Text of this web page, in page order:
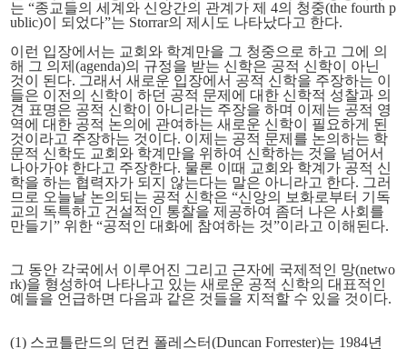
는 “종교들의 세계와 신앙간의 관계가 제 4의 청중(the fourth p
ublic)이 되었다”는 Storrar의 제시도 나타났다고 한다.
이런 입장에서는 교회와 학계만을 그 청중으로 하고 그에 의
해 그 의제(agenda)의 규정을 받는 신학은 공적 신학이 아닌
것이 된다. 그래서 새로운 입장에서 공적 신학을 주장하는 이
들은 이전의 신학이 하던 공적 문제에 대한 신학적 성찰과 의
견 표명은 공적 신학이 아니라는 주장을 하며 이제는 공적 영
역에 대한 공적 논의에 관여하는 새로운 신학이 필요하게 된
것이라고 주장하는 것이다. 이제는 공적 문제를 논의하는 학
문적 신학도 교회와 학계만을 위하여 신학하는 것을 넘어서
나아가야 한다고 주장한다. 물론 이때 교회와 학계가 공적 신
학을 하는 협력자가 되지 않는다는 말은 아니라고 한다. 그러
므로 오늘날 논의되는 공적 신학은 “신앙의 보화로부터 기독
교의 독특하고 건설적인 통찰을 제공하여 좀더 나은 사회를
만들기” 위한 “공적인 대화에 참여하는 것”이라고 이해된다.
그 동안 각국에서 이루어진 그리고 근자에 국제적인 망(netwo
rk)을 형성하여 나타나고 있는 새로운 공적 신학의 대표적인
예들을 언급하면 다음과 같은 것들을 지적할 수 있을 것이다.
(1) 스코틀란드의 던컨 폴레스터(Duncan Forrester)는 1984년